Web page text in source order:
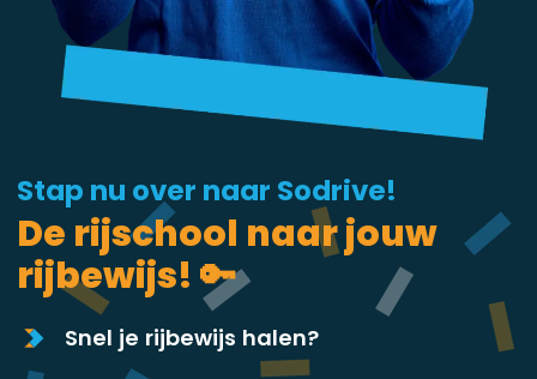
Stap nu over naar Sodrive!
De rijschool naar jouw
rijbewijs! 🔑
Snel je rijbewijs halen?